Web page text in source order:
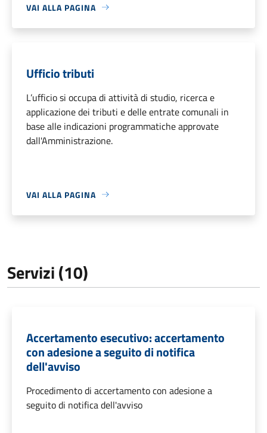
VAI ALLA PAGINA
Ufficio tributi
L’ufficio si occupa di attività di studio, ricerca e
applicazione dei tributi e delle entrate comunali in
base alle indicazioni programmatiche approvate
dall'Amministrazione.
VAI ALLA PAGINA
Servizi (10)
Accertamento esecutivo: accertamento
con adesione a seguito di notifica
dell'avviso
Procedimento di accertamento con adesione a
seguito di notifica dell'avviso